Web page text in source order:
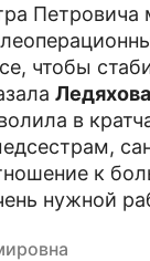
чтобы
в
к
нужной